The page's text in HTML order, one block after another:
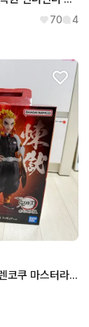
70 4
귀멸의 칼날 렌코쿠 마스터라이즈 피규어